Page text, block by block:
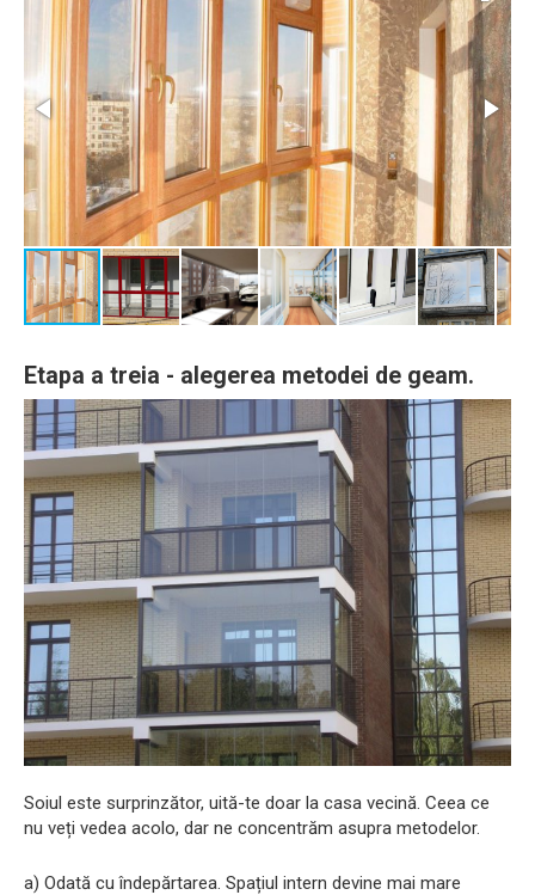
Etapa a treia - alegerea metodei de geam.
Soiul este surprinzător, uită-te doar la casa vecină. Ceea ce
nu veți vedea acolo, dar ne concentrăm asupra metodelor.
a) Odată cu îndepărtarea. Spațiul intern devine mai mare